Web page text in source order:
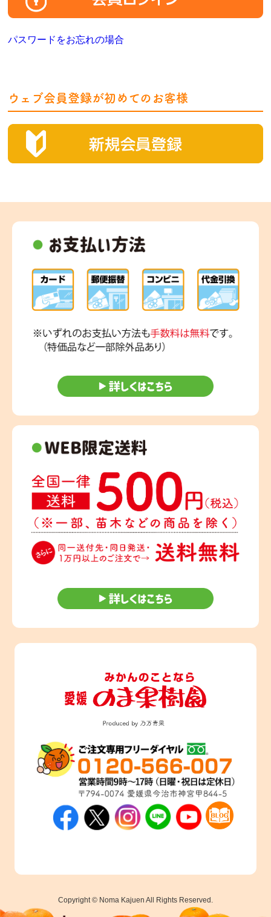
パスワードをお忘れの場合
ウェブ会員登録が初めてのお客様
Copyright © Noma Kajuen All Rights Reserved.